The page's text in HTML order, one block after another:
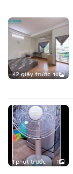
42 giây trước 10
1 phút trước 1